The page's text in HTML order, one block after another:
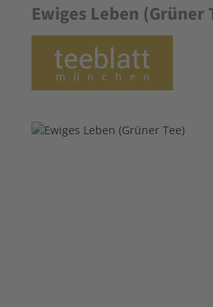
Ewiges Leben (Grüner
Bildergalerie überspringen